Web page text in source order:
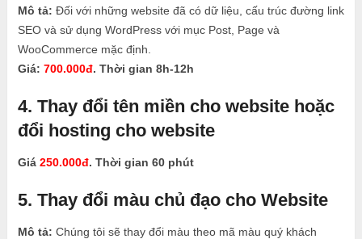
Mô tả: Đối với những website đã có dữ liệu, cấu trúc đường link
SEO và sử dụng WordPress với mục Post, Page và
WooCommerce mặc định.
Giá: 700.000đ. Thời gian 8h-12h
4. Thay đổi tên miền cho website hoặc
đổi hosting cho website
Giá 250.000đ. Thời gian 60 phút
5. Thay đổi màu chủ đạo cho Website
Mô tả: Chúng tôi sẽ thay đổi màu theo mã màu quý khách